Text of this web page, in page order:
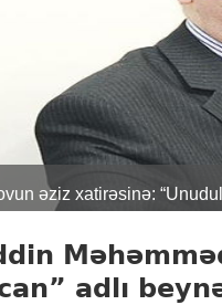
əziz xatirəsinə: “Göy
N. Quliyev
adlı